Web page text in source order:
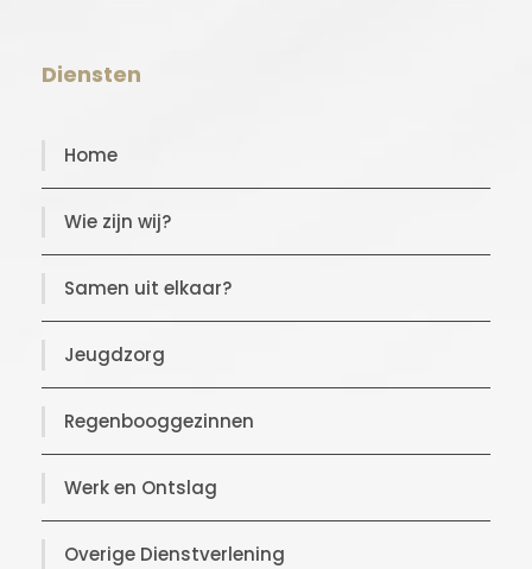
Diensten
Home
Wie zijn wij?
Samen uit elkaar?
Jeugdzorg
Regenbooggezinnen
Werk en Ontslag
Overige Dienstverlening